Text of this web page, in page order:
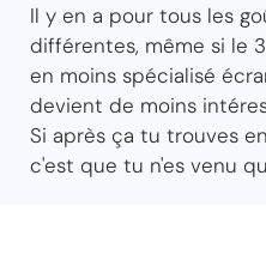
Il y en a pour tous les
différentes, même si le
en moins spécialisé
devient de moins
Si après ça tu trouves
c'est que tu n'es venu